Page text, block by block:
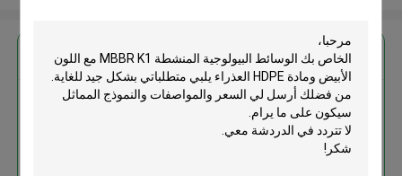
احصل على افضل سعر ل
الوسائط البيولوجية المنشطة MBBR